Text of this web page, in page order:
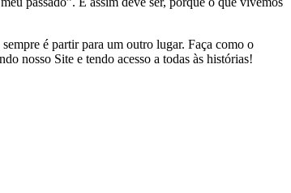
é partir para um outro lugar. Faça como o
nosso Site e tendo acesso a todas às histórias!